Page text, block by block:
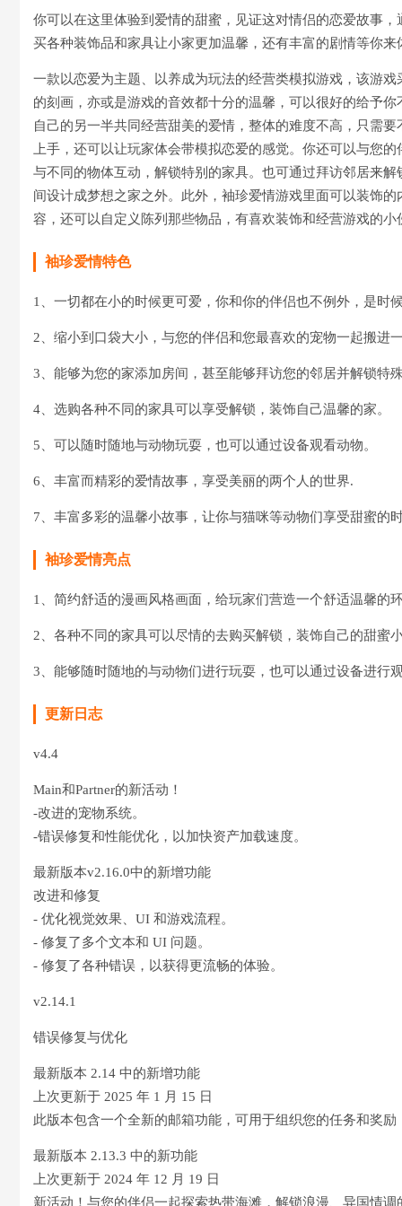
你可以在这里体验到爱情的甜蜜，见证这对情侣的恋爱故事
买各种装饰品和家具让小家更加温馨，还有丰富的剧情等你来
一款以恋爱为主题、以养成为玩法的经营类模拟游戏，该游
的刻画，亦或是游戏的音效都十分的温馨，可以很好的给予
自己的另一半共同经营甜美的爱情，整体的难度不高，只需
上手，还可以让玩家体会带模拟恋爱的感觉。你还可以与您
与不同的物体互动，解锁特别的家具。也可通过拜访邻居来
间设计成梦想之家之外。此外，袖珍爱情游戏里面可以装饰
容，还可以自定义陈列那些物品，有喜欢装饰和经营游戏的小
袖珍爱情特色
1、一切都在小的时候更可爱，你和你的伴侣也不例外，是时候
2、缩小到口袋大小，与您的伴侣和您最喜欢的宠物一起搬进
3、能够为您的家添加房间，甚至能够拜访您的邻居并解锁特殊
4、选购各种不同的家具可以享受解锁，装饰自己温馨的家。
5、可以随时随地与动物玩耍，也可以通过设备观看动物。
6、丰富而精彩的爱情故事，享受美丽的两个人的世界.
7、丰富多彩的温馨小故事，让你与猫咪等动物们享受甜蜜的时
袖珍爱情亮点
1、简约舒适的漫画风格画面，给玩家们营造一个舒适温馨的环
2、各种不同的家具可以尽情的去购买解锁，装饰自己的甜蜜小
3、能够随时随地的与动物们进行玩耍，也可以通过设备进行观
更新日志
v4.4
Main和Partner的新活动！
-改进的宠物系统。
-错误修复和性能优化，以加快资产加载速度。
最新版本v2.16.0中的新增功能
改进和修复
- 优化视觉效果、UI 和游戏流程。
- 修复了多个文本和 UI 问题。
- 修复了各种错误，以获得更流畅的体验。
v2.14.1
错误修复与优化
最新版本 2.14 中的新增功能
上次更新于 2025 年 1 月 15 日
此版本包含一个全新的邮箱功能，可用于组织您的任务和奖励
最新版本 2.13.3 中的新功能
上次更新于 2024 年 12 月 19 日
新活动！与您的伴侣一起探索热带海滩，解锁浪漫、异国情